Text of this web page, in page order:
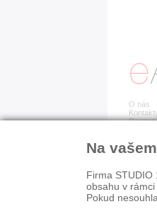
O nás
Na
Firma STUDIO
obsahu v
Pokud